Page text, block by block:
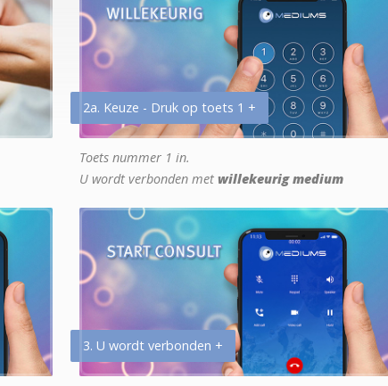
2a. Keuze - Druk op toets 1 +
Toets nummer 1 in.
U wordt verbonden met willekeurig medium
3. U wordt verbonden +